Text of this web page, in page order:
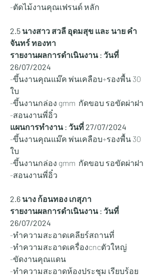
-ตัดไม้งานคุณเฟรนด์ หลัก
2.5 นางสาว สวลี อุดมสุข และ นาย คำ
จันทร์ ทองทา
รายงานผลการดำเนินงาน : วันที่
26/07/2024
-ขึ้นงานคุณแม๊ค พ่นเคลือบ+รองพื้น 30
ใบ
-ขึ้นงานกล่อง gmm  กัดขอบ รอขัดผ่าฝา
-สอนงานพี่อิ๋ว
แผนการทำงาน : วันที่ 27/07/2024
-ขึ้นงานคุณแม๊ค พ่นเคลือบ+รองพื้น 30
ใบ
-ขึ้นงานกล่อง gmm  กัดขอบ รอขัดผ่าฝา
-สอนงานพี่อิ๋ว
2.6 นาง ก้อนทอง เกสุภา
รายงานผลการดำเนินงาน : วันที่
26/07/2024
-ทำความสะอาดเคลียร์สถานที่
-ทำความสะอาดเครื่องcncตัวใหญ่
-ขัดงานคุณแดน
-ทำความสะอาดห้องประชุม เรียบร้อย